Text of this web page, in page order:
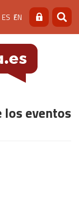
ES EN Buscar
los eventos